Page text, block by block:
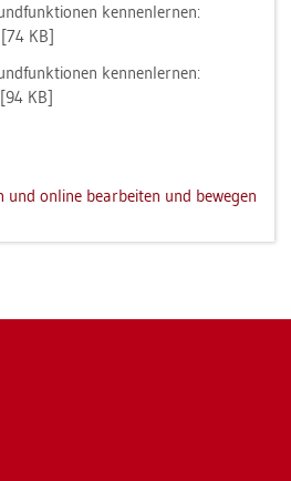
ken­nen­ler­nen:
KB]
ken­nen­ler­nen:
KB]
und on­line be­ar­bei­ten und be­we­gen